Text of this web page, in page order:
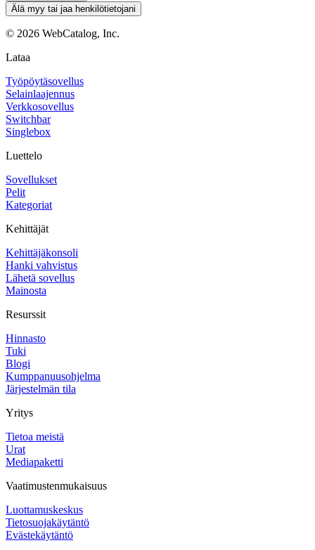
Älä myy tai jaa henkilötietojani
© 2026 WebCatalog, Inc.
Lataa
Työpöytäsovellus
Selainlaajennus
Verkkosovellus
Switchbar
Singlebox
Luettelo
Sovellukset
Pelit
Kategoriat
Kehittäjät
Kehittäjäkonsoli
Hanki vahvistus
Lähetä sovellus
Mainosta
Resurssit
Hinnasto
Tuki
Blogi
Kumppanuusohjelma
Järjestelmän tila
Yritys
Tietoa meistä
Urat
Mediapaketti
Vaatimustenmukaisuus
Luottamuskeskus
Tietosuojakäytäntö
Evästekäytäntö